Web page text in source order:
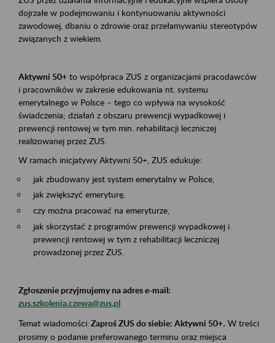
dojrzałe w podejmowaniu i kontynuowaniu aktywności
zawodowej, dbaniu o zdrowie oraz przełamywaniu stereotypów
związanych z wiekiem.
Aktywni 50+ to współpraca ZUS z organizacjami pracodawców
i pracowników w zakresie edukowania nt. systemu
emerytalnego w Polsce – tego co wpływa na wysokość
świadczenia; działań z obszaru prewencji wypadkowej i
prewencji rentowej w tym min. rehabilitacji leczniczej
realizowanej przez ZUS.
W ramach inicjatywy Aktywni 50+, ZUS edukuje:
jak zbudowany jest system emerytalny w Polsce,
jak zwiększyć emeryturę,
czy można pracować na emeryturze,
jak skorzystać z programów prewencji wypadkowej i
prewencji rentowej w tym z rehabilitacji leczniczej
prowadzonej przez ZUS.
Zgłoszenie przyjmujemy na adres e-mail:
zus.szkolenia.czewa@zus.pl
Temat wiadomości:Zaproś ZUS do siebie: Aktywni 50+. W treści
prosimy o podanie preferowanego terminu oraz miejsca